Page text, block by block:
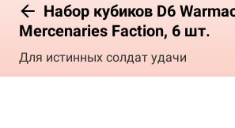
Набор кубиков D6
Mercenaries Faction, 6 шт.
Для истинных солдат удачи